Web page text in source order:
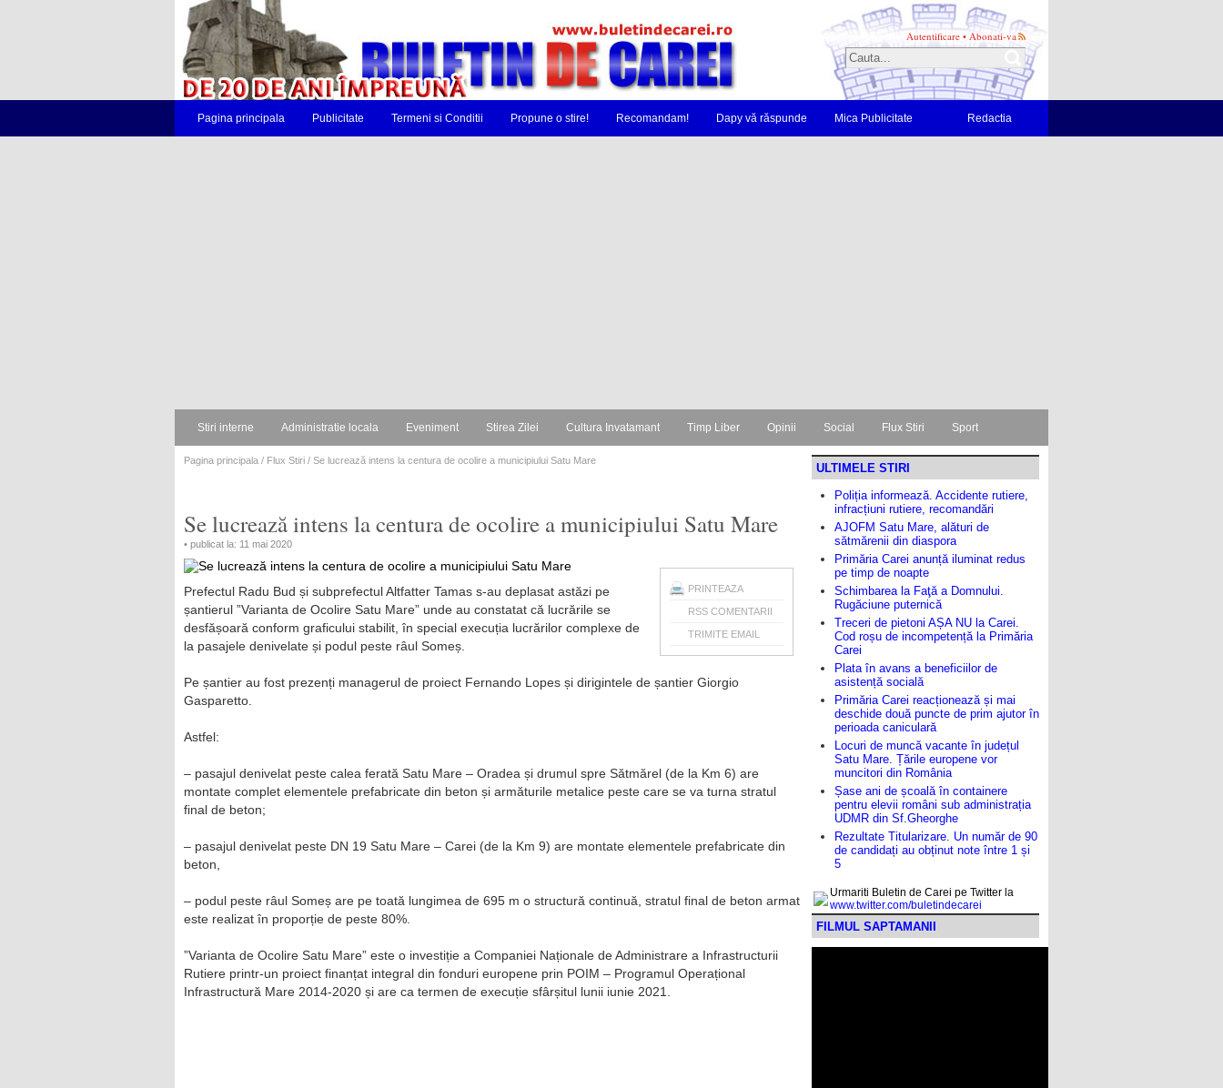
Autentificare • Abonati-va
Pagina principala Publicitate Termeni si Conditii Propune o stire! Recomandam! Dapy vă răspunde Mica Publicitate Redactia
Stiri interne Administratie locala Eveniment Stirea Zilei Cultura Invatamant Timp Liber Opinii Social Flux Stiri Sport
Pagina principala / Flux Stiri / Se lucrează intens la centura de ocolire a municipiului Satu Mare
Se lucrează intens la centura de ocolire a municipiului Satu Mare
• publicat la: 11 mai 2020
PRINTEAZA
RSS COMENTARII
TRIMITE EMAIL
Prefectul Radu Bud și subprefectul Altfatter Tamas s-au deplasat astăzi pe
șantierul ”Varianta de Ocolire Satu Mare” unde au constatat că lucrările se
desfășoară conform graficului stabilit, în special execuția lucrărilor complexe de
la pasajele denivelate și podul peste râul Someș.
Pe șantier au fost prezenți managerul de proiect Fernando Lopes și dirigintele de șantier Giorgio
Gasparetto.
Astfel:
– pasajul denivelat peste calea ferată Satu Mare – Oradea și drumul spre Sătmărel (de la Km 6) are
montate complet elementele prefabricate din beton și armăturile metalice peste care se va turna stratul
final de beton;
– pasajul denivelat peste DN 19 Satu Mare – Carei (de la Km 9) are montate elementele prefabricate din
beton,
– podul peste râul Someș are pe toată lungimea de 695 m o structură continuă, stratul final de beton armat
este realizat în proporție de peste 80%.
”Varianta de Ocolire Satu Mare” este o investiție a Companiei Naționale de Administrare a Infrastructurii
Rutiere printr-un proiect finanțat integral din fonduri europene prin POIM – Programul Operațional
Infrastructură Mare 2014-2020 și are ca termen de execuție sfârșitul lunii iunie 2021.
ULTIMELE STIRI
Poliția informează. Accidente rutiere,
infracțiuni rutiere, recomandări
AJOFM Satu Mare, alături de
sătmărenii din diaspora
Primăria Carei anunță iluminat redus
pe timp de noapte
Schimbarea la Faţă a Domnului.
Rugăciune puternică
Treceri de pietoni AȘA NU la Carei.
Cod roșu de incompetență la Primăria
Carei
Plata în avans a beneficiilor de
asistență socială
Primăria Carei reacționează și mai
deschide două puncte de prim ajutor în
perioada caniculară
Locuri de muncă vacante în județul
Satu Mare. Țările europene vor
muncitori din România
Șase ani de școală în containere
pentru elevii români sub administrația
UDMR din Sf.Gheorghe
Rezultate Titularizare. Un număr de 90
de candidați au obținut note între 1 și
5
Urmariti Buletin de Carei pe Twitter la
www.twitter.com/buletindecarei
FILMUL SAPTAMANII